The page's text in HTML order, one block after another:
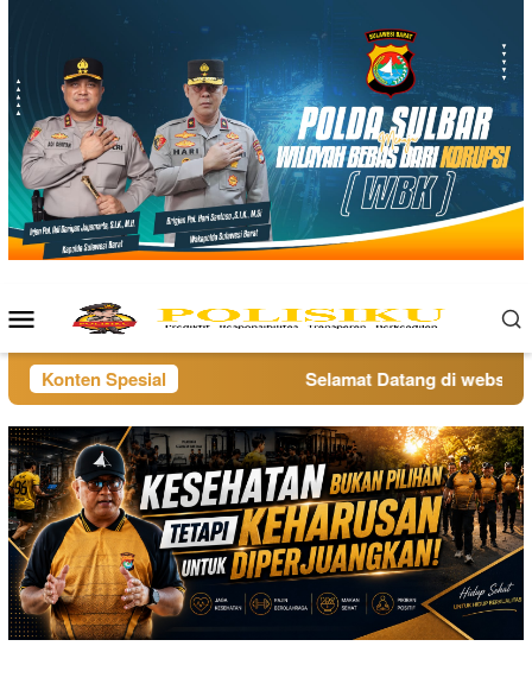
Menu
Mobile
Konten Spesial Selamat Datang di website